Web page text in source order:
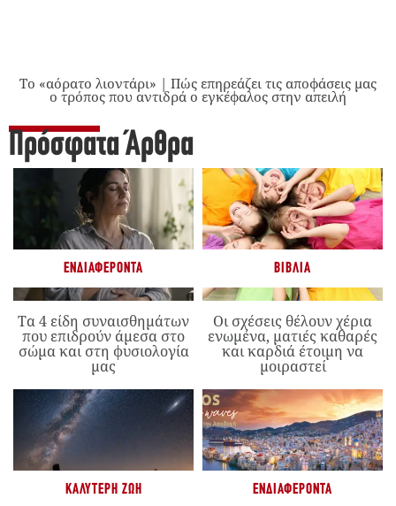
Το «αόρατο λιοντάρι» | Πώς επηρεάζει τις αποφάσεις μας
ο τρόπος που αντιδρά ο εγκέφαλος στην απειλή
Πρόσφατα Άρθρα
ΕΝΔΙΑΦΈΡΟΝΤΑ
Τα 4 είδη συναισθημάτων
που επιδρούν άμεσα στο
σώμα και στη φυσιολογία
μας
ΒΙΒΛΊΑ
Οι σχέσεις θέλουν χέρια
ενωμένα, ματιές καθαρές
και καρδιά έτοιμη να
μοιραστεί
ΚΑΛΎΤΕΡΗ ΖΩΉ ΕΝΔΙΑΦΈΡΟΝΤΑ